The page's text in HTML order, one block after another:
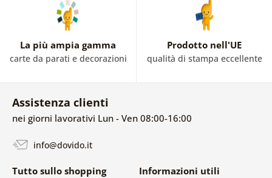
La più ampia gamma
carte da parati e decorazioni
Prodotto nell'UE
qualità di stampa eccellente
Assistenza clienti
nei giorni lavorativi Lun - Ven 08:00-16:00
info@dovido.it
Tutto sullo shopping Informazioni utili